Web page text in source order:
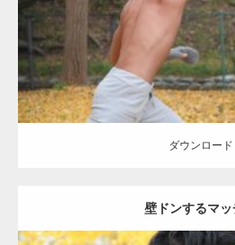
ダウンロード
ダウンロード
壁ドンするマッ